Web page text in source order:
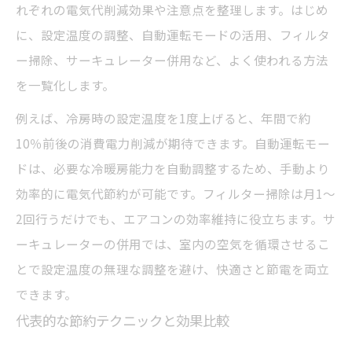
れぞれの電気代削減効果や注意点を整理します。はじめ
に、設定温度の調整、自動運転モードの活用、フィルタ
ー掃除、サーキュレーター併用など、よく使われる方法
を一覧化します。
例えば、冷房時の設定温度を1度上げると、年間で約
10％前後の消費電力削減が期待できます。自動運転モー
ドは、必要な冷暖房能力を自動調整するため、手動より
効率的に電気代節約が可能です。フィルター掃除は月1〜
2回行うだけでも、エアコンの効率維持に役立ちます。サ
ーキュレーターの併用では、室内の空気を循環させるこ
とで設定温度の無理な調整を避け、快適さと節電を両立
できます。
代表的な節約テクニックと効果比較